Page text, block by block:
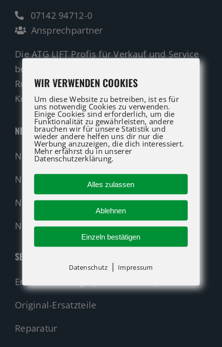
07142 94712-0
Ansprechpartner
Die ATG LIFT Profis für Verkauf und Service
beraten Sie gerne.
Rufen Sie an oder nutzen Sie unser
Kontaktformular für eine Anfrage.
NEUMASCHINEN
Neumaschinen Übersicht
Neumaschinen Genie
Neumaschinen Merlo
Nehmen Sie Kontakt auf!
SERVICE
Ersatzteil-Anfrage (alle Hersteller)
Original-Ersatzteile
Reparatur
WIR VERWENDEN COOKIES
Um diese Website zu betreiben, ist es für
uns notwendig Cookies zu verwenden.
Einige Cookies sind erforderlich, um die
Funktionalität zu gewährleisten, andere
brauchen wir für unsere Statistik und
wieder andere helfen uns dir nur die
Werbung anzuzeigen, die dich interessiert.
Mehr erfährst du in unserer
Datenschutzerklärung.
Alles zulassen
Ablehnen
Einzeln bestätigen
Datenschutz | Impressum